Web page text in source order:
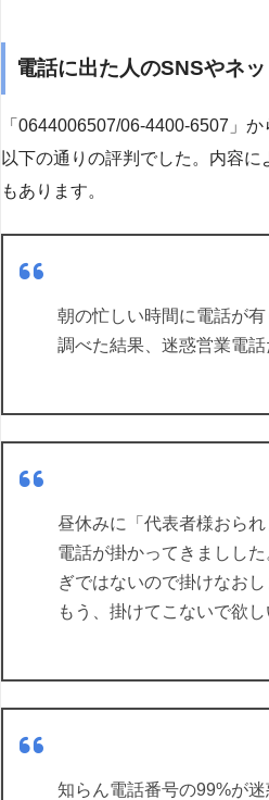
電話に出た人のSNSやネッ
「0644006507/06-4400-6507」
以下の通りの評判でした。内容
もあります。
朝の忙しい時間に電話が
調べた結果、迷惑営業電
昼休みに「代表者様おら
電話が掛かってきましし
ぎではないので掛けなおし
もう、掛けてこないで欲し
知らん電話番号の99%が